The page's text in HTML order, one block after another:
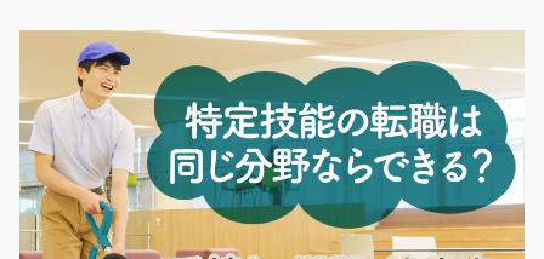
革製品を検査するカンタンなお仕事/y03_00893
急募
【夜間のお仕事でガッツリ稼げる】革製品の簡単な検査
をお願いします☆キレ…
長期（3ヶ月以上）